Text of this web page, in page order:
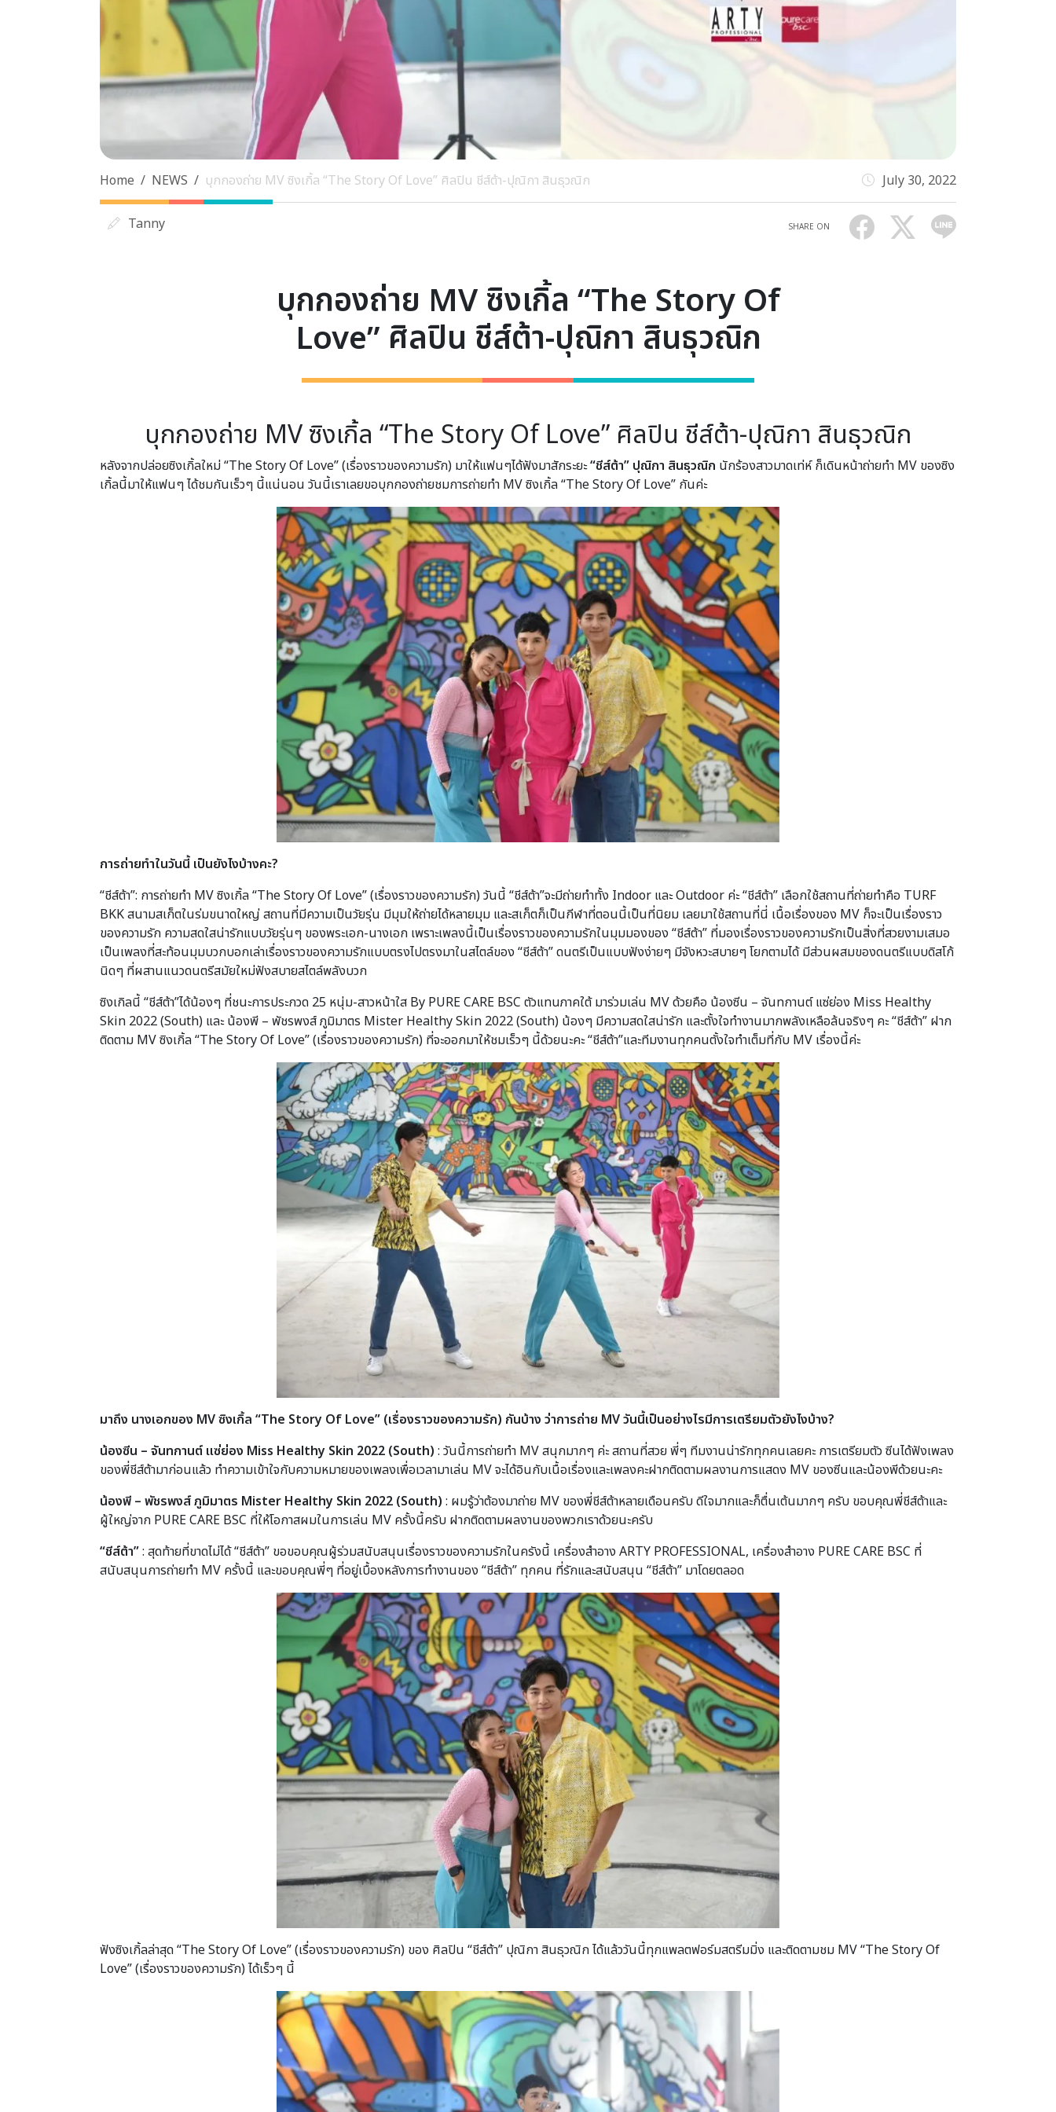
Home NEWS บุกกองถ่าย MV ซิงเกิ้ล “The Story Of Love” ศิลปิน ชีส์ต้า-ปุณิกา สินธุวณิก July 30, 2022
Tanny SHARE ON
บุกกองถ่าย MV ซิงเกิ้ล “The Story Of
Love” ศิลปิน ชีส์ต้า-ปุณิกา สินธุวณิก
บุกกองถ่าย MV ซิงเกิ้ล “The Story Of Love” ศิลปิน ชีส์ต้า-ปุณิกา สินธุวณิก
หลังจากปล่อยซิงเกิ้ลใหม่ “The Story Of Love” (เรื่องราวของความรัก) มาให้แฟนๆได้ฟังมาสักระยะ“ชีส์ต้า” ปุณิกา สินธุวณิก นักร้องสาวมาดเท่ห์ ก็เดินหน้าถ่ายทำ MV ของซิง
เกิ้ลนี้มาให้แฟนๆ ได้ชมกันเร็วๆ นี้แน่นอน วันนี้เราเลยขอบุกกองถ่ายชมการถ่ายทำ MV ซิงเกิ้ล “The Story Of Love” กันค่ะ
การถ่ายทำในวันนี้ เป็นยังไงบ้างคะ?
“ชีส์ต้า”: การถ่ายทำ MV ซิงเกิ้ล “The Story Of Love” (เรื่องราวของความรัก) วันนี้ “ชีส์ต้า”จะมีถ่ายทำทั้ง Indoor และ Outdoor ค่ะ “ชีส์ต้า” เลือกใช้สถานที่ถ่ายทำคือ TURF
BKK สนามสเก็ตในร่มขนาดใหญ่ สถานที่มีความเป็นวัยรุ่น มีมุมให้ถ่ายได้หลายมุม และสเก็ตก็เป็นกีฬาที่ตอนนี้เป็นที่นิยม เลยมาใช้สถานที่นี่ เนื้อเรื่องของ MV ก็จะเป็นเรื่องราว
ของความรัก ความสดใสน่ารักแบบวัยรุ่นๆ ของพระเอก-นางเอก เพราะเพลงนี้เป็นเรื่องราวของความรักในมุมมองของ “ชีส์ต้า” ที่มองเรื่องราวของความรักเป็นสิ่งที่สวยงามเสมอ
เป็นเพลงที่สะท้อนมุมบวกบอกเล่าเรื่องราวของความรักแบบตรงไปตรงมาในสไตล์ของ “ชีส์ต้า” ดนตรีเป็นแบบฟังง่ายๆ มีจังหวะสบายๆ โยกตามได้ มีส่วนผสมของดนตรีแบบดิสโก้
นิดๆ ที่ผสานแนวดนตรีสมัยใหม่ฟังสบายสไตล์พลังบวก
ซิงเกิลนี้ “ชีส์ต้า”ได้น้องๆ ที่ชนะการประกวด 25 หนุ่ม-สาวหน้าใส By PURE CARE BSC ตัวแทนภาคใต้ มาร่วมเล่น MV ด้วยคือ น้องซีน – จันทกานต์ แซ่ย่อง Miss Healthy
Skin 2022 (South) และ น้องพี – พัชรพงส์ ภูมิมาตร Mister Healthy Skin 2022 (South) น้องๆ มีความสดใสน่ารัก และตั้งใจทำงานมากพลังเหลือล้นจริงๆ คะ “ชีส์ต้า” ฝาก
ติดตาม MV ซิงเกิ้ล “The Story Of Love” (เรื่องราวของความรัก) ที่จะออกมาให้ชมเร็วๆ นี้ด้วยนะคะ “ชีส์ต้า”และทีมงานทุกคนตั้งใจทำเต็มที่กับ MV เรื่องนี้ค่ะ
มาถึง นางเอกของ MV ซิงเกิ้ล “The Story Of Love” (เรื่องราวของความรัก) กันบ้าง ว่าการถ่าย MV วันนี้เป็นอย่างไรมีการเตรียมตัวยังไงบ้าง?
น้องซีน – จันทกานต์ แซ่ย่อง Miss Healthy Skin 2022 (South) : วันนี้การถ่ายทำ MV สนุกมากๆ ค่ะ สถานที่สวย พี่ๆ ทีมงานน่ารักทุกคนเลยคะ การเตรียมตัว ซีนได้ฟังเพลง
ของพี่ชีส์ต้ามาก่อนแล้ว ทำความเข้าใจกับความหมายของเพลงเพื่อเวลามาเล่น MV จะได้อินกับเนื้อเรื่องและเพลงคะฝากติดตามผลงานการแสดง MV ของซีนและน้องพีด้วยนะคะ
น้องพี – พัชรพงส์ ภูมิมาตร Mister Healthy Skin 2022 (South) : ผมรู้ว่าต้องมาถ่าย MV ของพี่ชีส์ต้าหลายเดือนครับ ดีใจมากและก็ตื่นเต้นมากๆ ครับ ขอบคุณพี่ชีส์ต้าและ
ผู้ใหญ่จาก PURE CARE BSC ที่ให้โอกาสผมในการเล่น MV ครั้งนี้ครับ ฝากติดตามผลงานของพวกเราด้วยนะครับ
“ชีส์ต้า”: สุดท้ายที่ขาดไม่ได้ “ชีส์ต้า” ขอขอบคุณผู้ร่วมสนับสนุนเรื่องราวของความรักในครังนี้ เครื่องสำอาง ARTY PROFESSIONAL, เครื่องสำอาง PURE CARE BSC ที่
สนับสนุนการถ่ายทำ MV ครั้งนี้ และขอบคุณพี่ๆ ที่อยู่เบื้องหลังการทำงานของ “ชีส์ต้า” ทุกคน ที่รักและสนับสนุน “ชีส์ต้า” มาโดยตลอด
ฟังซิงเกิ้ลล่าสุด “The Story Of Love” (เรื่องราวของความรัก) ของ ศิลปิน “ชีส์ต้า” ปุณิกา สินธุวณิก ได้แล้ววันนี้ทุกแพลตฟอร์มสตรีมมิ่ง และติดตามชม MV “The Story Of
Love” (เรื่องราวของความรัก) ได้เร็วๆ นี้